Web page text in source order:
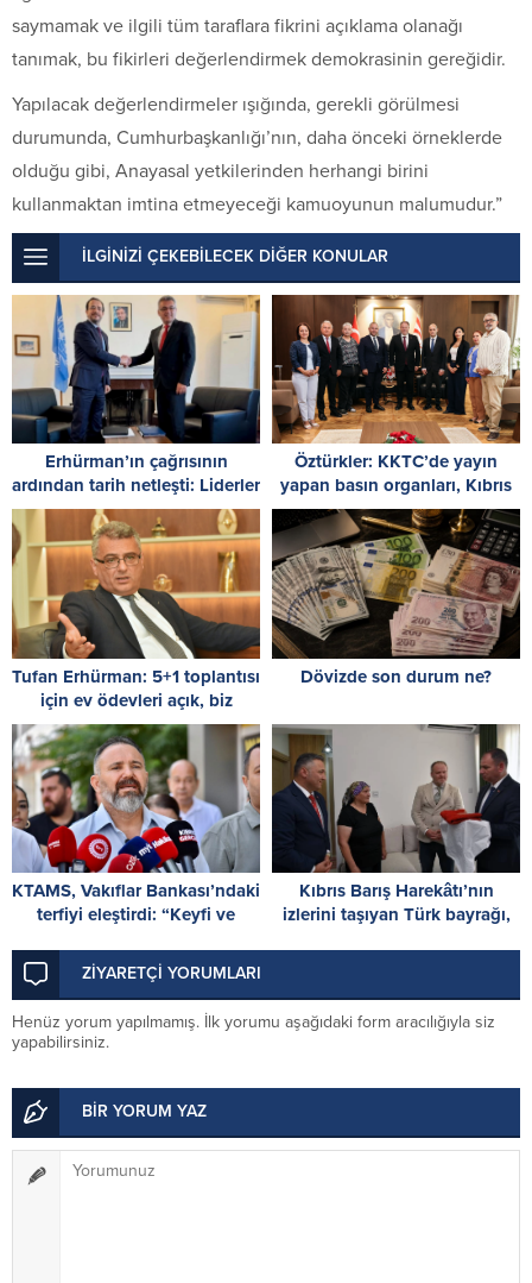
saymamak ve ilgili tüm taraflara fikrini açıklama olanağı
tanımak, bu fikirleri değerlendirmek demokrasinin gereğidir.
Yapılacak değerlendirmeler ışığında, gerekli görülmesi
durumunda, Cumhurbaşkanlığı’nın, daha önceki örneklerde
olduğu gibi, Anayasal yetkilerinden herhangi birini
kullanmaktan imtina etmeyeceği kamuoyunun malumudur.”
İLGİNİZİ ÇEKEBİLECEK DİĞER KONULAR
Erhürman’ın çağrısının
ardından tarih netleşti: Liderler
26 Ağustos’ta buluşuyor
Öztürkler: KKTC’de yayın
yapan basın organları, Kıbrıs
Türk halkının sesidir
Tufan Erhürman: 5+1 toplantısı
için ev ödevleri açık, biz
hazırız
Dövizde son durum ne?
KTAMS, Vakıflar Bankası’ndaki
terfiyi eleştirdi: “Keyfi ve
Kıbrıs Barış Harekâtı’nın
izlerini taşıyan Türk bayrağı,
ZİYARETÇİ YORUMLARI
Henüz yorum yapılmamış. İlk yorumu aşağıdaki form aracılığıyla siz
yapabilirsiniz.
BİR YORUM YAZ